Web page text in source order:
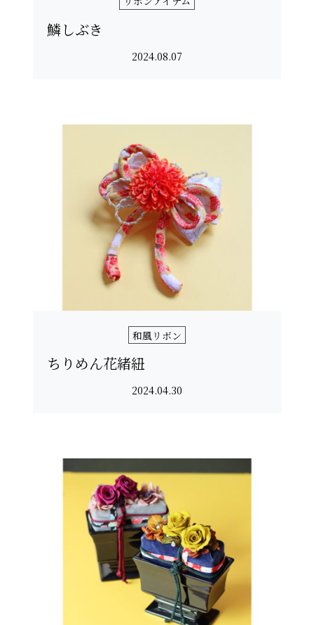
鱗しぶき
2024.08.07
和風リボン
ちりめん花緒紐
2024.04.30